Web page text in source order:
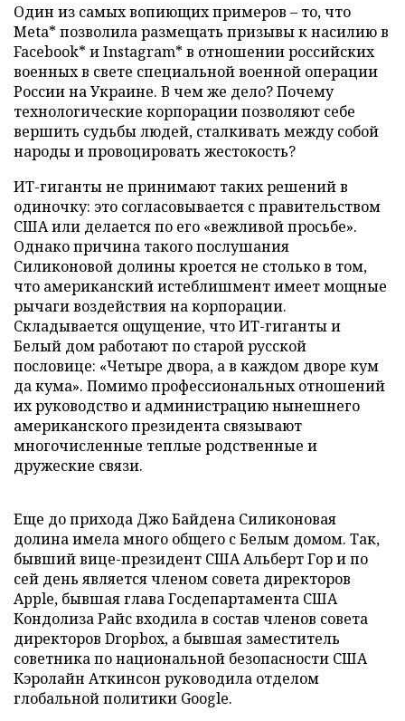
Один из самых вопиющих примеров – то, что
Meta* позволила размещать призывы к насилию в
Facebook* и Instagram* в отношении российских
военных в свете специальной военной операции
России на Украине. В чем же дело? Почему
технологические корпорации позволяют себе
вершить судьбы людей, сталкивать между собой
народы и провоцировать жестокость?
ИТ-гиганты не принимают таких решений в
одиночку: это согласовывается с правительством
США или делается по его «вежливой просьбе».
Однако причина такого послушания
Силиконовой долины кроется не столько в том,
что американский истеблишмент имеет мощные
рычаги воздействия на корпорации.
Cкладывается ощущение, что ИТ-гиганты и
Белый дом работают по старой русской
пословице: «Четыре двора, а в каждом дворе кум
да кума». Помимо профессиональных отношений
их руководство и администрацию нынешнего
американского президента связывают
многочисленные теплые родственные и
дружеские связи.
Еще до прихода Джо Байдена Силиконовая
долина имела много общего с Белым домом. Так,
бывший вице-президент США Альберт Гор и по
сей день является членом совета директоров
Apple, бывшая глава Госдепартамента США
Кондолиза Райс входила в состав членов совета
директоров Dropbox, а бывшая заместитель
советника по национальной безопасности США
Кэролайн Аткинсон руководила отделом
глобальной политики Google.